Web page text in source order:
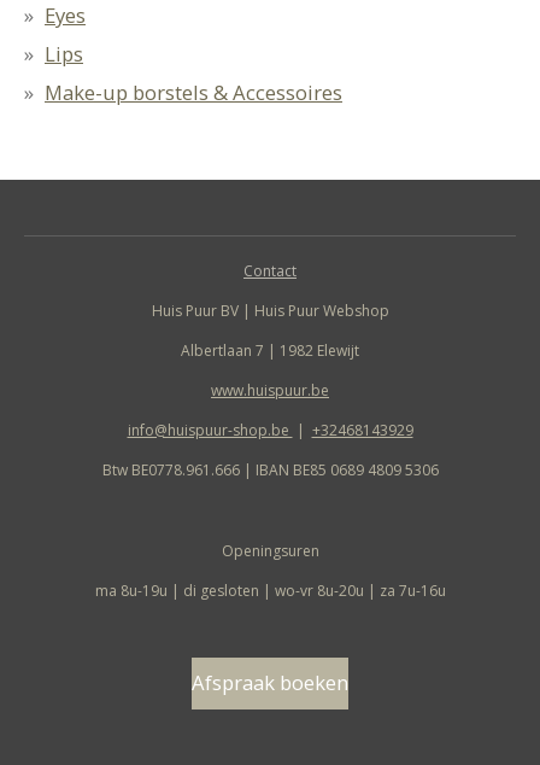
Eyes
Lips
Make-up borstels & Accessoires
Contact
Huis Puur BV | Huis Puur Webshop
Albertlaan 7 | 1982 Elewijt
www.huispuur.be
info@huispuur-shop.be | +32468143929
Btw BE0778.961.666 | IBAN BE85 0689 4809 5306
Openingsuren
ma 8u-19u | di gesloten | wo-vr 8u-20u | za 7u-16u
Afspraak boeken